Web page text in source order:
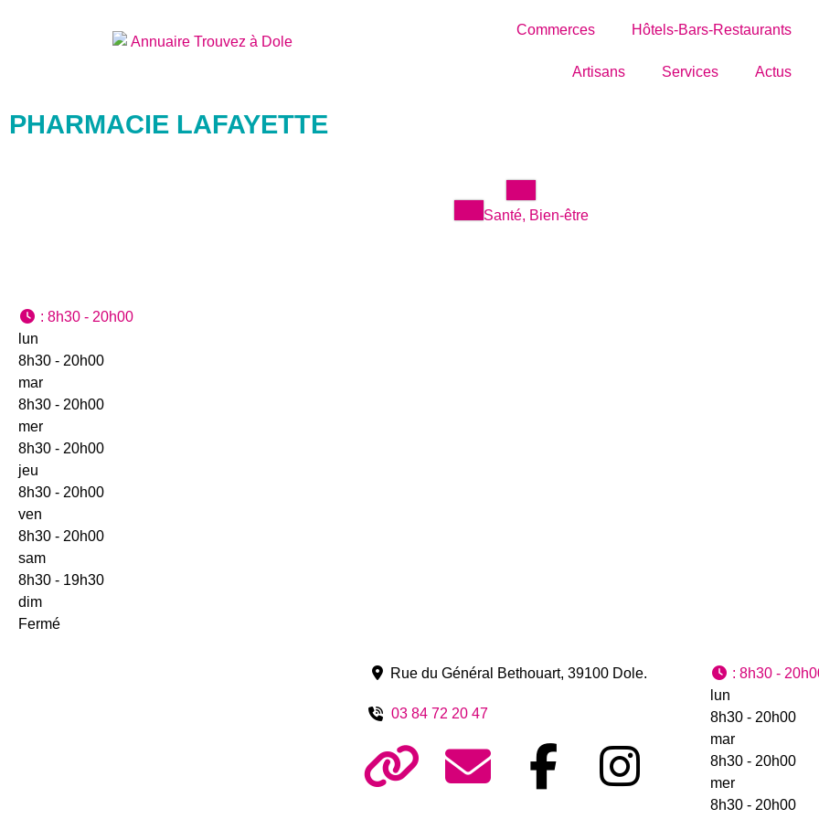
Commerces Hôtels-Bars-Restaurants
Artisans Services Actus
PHARMACIE LAFAYETTE
Santé, Bien-être
: 8h30 - 20h00
lun
8h30 - 20h00
mar
8h30 - 20h00
mer
8h30 - 20h00
jeu
8h30 - 20h00
ven
8h30 - 20h00
sam
8h30 - 19h30
dim
Fermé
Rue du Général Bethouart,39100 Dole.
03 84 72 20 47
: 8h30 -
lun
8h30 - 20h00
mar
8h30 - 20h00
mer
8h30 - 20h00